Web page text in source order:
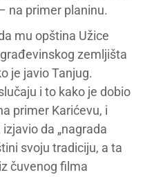
na primer planinu.
mu opština Užice
zemljišta
je javio Tanjug.
i to kako je dobio
primer Karićevu, i
da „nagrada
svoju tradiciju, a ta
čuvenog filma